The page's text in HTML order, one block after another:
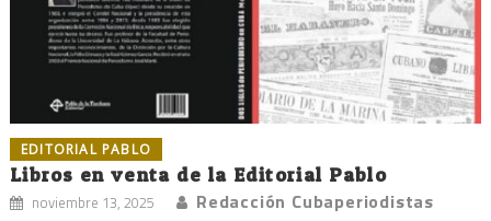
EDITORIAL PABLO
Libros en venta de la Editorial Pablo
noviembre 13, 2025 Redacción Cubaperiodistas